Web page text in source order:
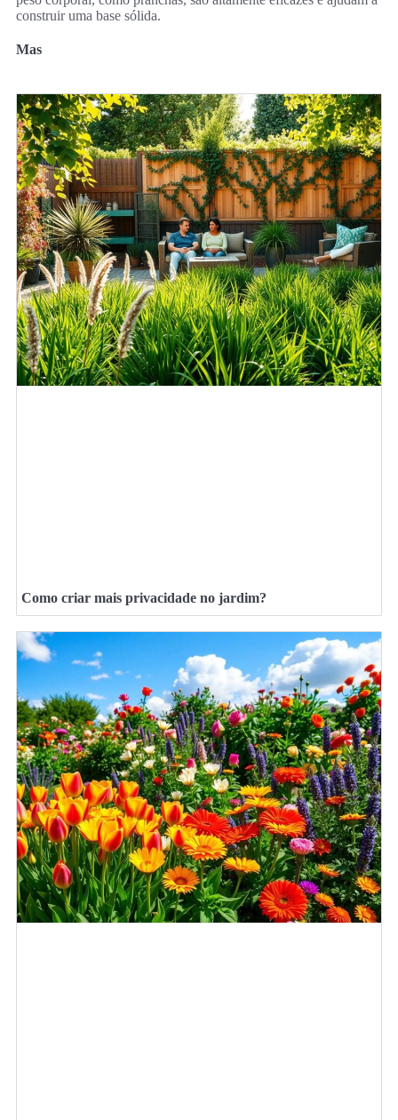
construir uma base sólida.
Mas
Como criar mais privacidade no jardim?